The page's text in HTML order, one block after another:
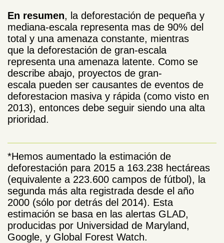
En resumen, la deforestación de pequeña y
mediana-escala representa mas de 90% del
total y una amenaza constante, mientras
que la deforestación de gran-escala
representa una amenaza latente. Como se
describe abajo, proyectos de gran-
escala pueden ser causantes de eventos de
deforestacion masiva y rápida (como visto en
2013), entonces debe seguir siendo una alta
prioridad.
*Hemos aumentado la estimación de
deforestación para 2015 a 163.238 hectáreas
(equivalente a 223.600 campos de fútbol), la
segunda más alta registrada desde el año
2000 (sólo por detrás del 2014). Esta
estimación se basa en las alertas GLAD,
producidas por Universidad de Maryland,
Google, y Global Forest Watch.